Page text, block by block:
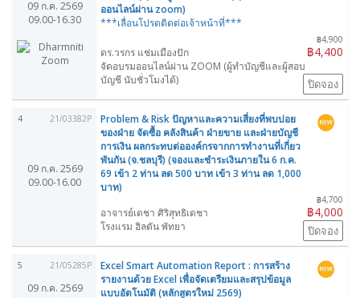
09 ก.ค. 2569
09.00-16.30
ออนไลน์ผ่าน zoom)
***เลื่อนโปรดติดต่อเจ้าหน้าที่***
฿4,900
฿4,400
ดร.วรกร แช่มเมืองปัก
จัดอบรมออนไลน์ผ่าน ZOOM (ผู้ทำบัญชีและผู้สอบ
บัญชี นับชั่วโมงได้)
ปิดจอง
4 21/03382P
09 ก.ค. 2569
09.00-16.00
Problem & Risk ปัญหาและความเสี่ยงที่พบบ่อย
ของฝ่าย จัดซื้อ คลังสินค้า ฝ่ายขาย และฝ่ายบัญชี
การเงิน ผลกระทบต่อองค์กรจากการทำงานที่เกี่ยว
พันกัน (จ.ชลบุรี) (จองและชำระเงินภายใน 6 ก.ค.
69 เข้า 2 ท่าน ลด 500 บาท เข้า 3 ท่าน ลด 1,000
บาท)
฿4,700
฿4,000
อาจารย์เดชา ศิริสุทธิเดชา
โรงแรม ฮิลตัน พัทยา
ปิดจอง
5 21/05285P
09 ก.ค. 2569
Excel Smart Automation Report : การสร้าง
รายงานด้วย Excel เพื่อจัดเตรียมและสรุปข้อมูล
แบบอัตโนมัติ (หลักสูตรใหม่ 2569)